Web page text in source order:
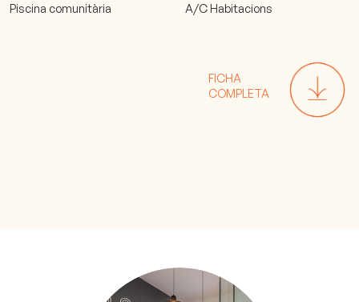
Piscina comunitària
A/C Habitacions
FICHA
COMPLETA